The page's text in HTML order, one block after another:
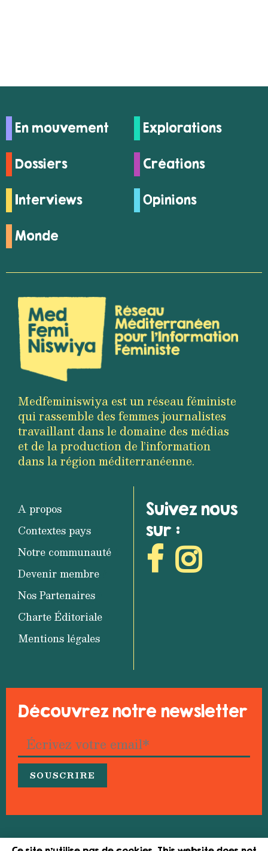
En mouvement Explorations
Dossiers Créations
Interviews Opinions
Monde
Medfeminiswiya est un réseau féministe
qui rassemble des femmes journalistes
travaillant dans le domaine des médias
et de la production de l’information
dans la région méditerranéenne.
A propos
Contextes pays
Notre communauté
Devenir membre
Nos Partenaires
Charte Éditoriale
Mentions légales
Suivez nous
sur :
Découvrez notre newsletter
© 2026 Medfeminiswiya – Réseau méditerranéen